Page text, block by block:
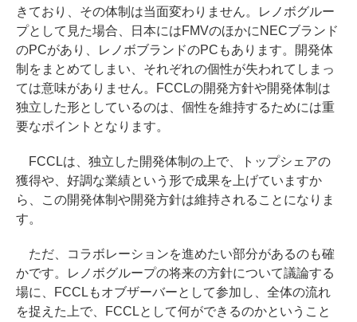
きており、その体制は当面変わりません。レノボグルー
プとして見た場合、日本にはFMVのほかにNECブランド
のPCがあり、レノボブランドのPCもあります。開発体
制をまとめてしまい、それぞれの個性が失われてしまっ
ては意味がありません。FCCLの開発方針や開発体制は
独立した形としているのは、個性を維持するためには重
要なポイントとなります。
FCCLは、独立した開発体制の上で、トップシェアの
獲得や、好調な業績という形で成果を上げていますか
ら、この開発体制や開発方針は維持されることになりま
す。
ただ、コラボレーションを進めたい部分があるのも確
かです。レノボグループの将来の方針について議論する
場に、FCCLもオブザーバーとして参加し、全体の流れ
を捉えた上で、FCCLとして何ができるのかということ